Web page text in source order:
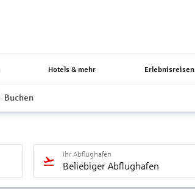
Hotels & mehr Erlebnisreisen
Buchen
Ihr Abflughafen
Beliebiger Abflughafen